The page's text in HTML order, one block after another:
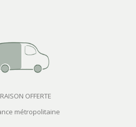
OFFERTE
métropolitaine